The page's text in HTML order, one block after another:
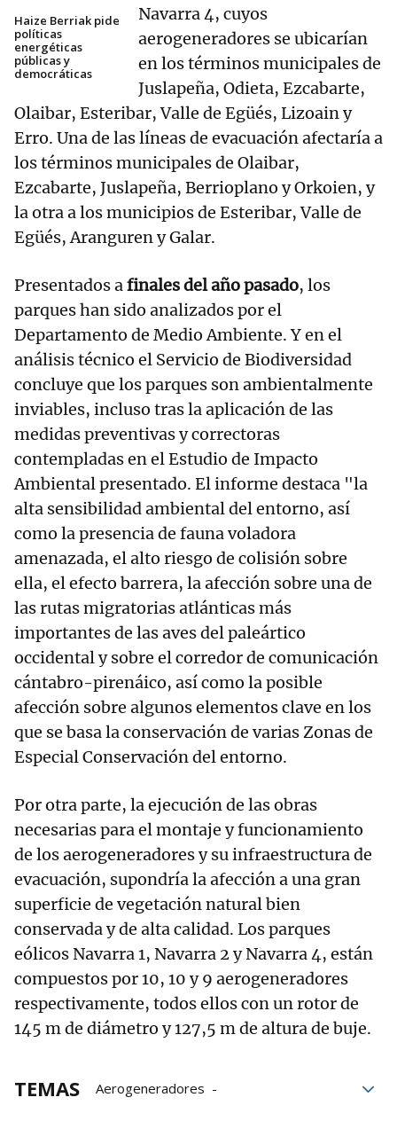
Haize Berriak pide
políticas
energéticas
públicas y
democráticas
Navarra 4, cuyos
aerogeneradores se ubicarían
en los términos municipales de
Juslapeña, Odieta, Ezcabarte,
Olaibar, Esteribar, Valle de Egüés, Lizoain y
Erro. Una de las líneas de evacuación afectaría a
los términos municipales de Olaibar,
Ezcabarte, Juslapeña, Berrioplano y Orkoien, y
la otra a los municipios de Esteribar, Valle de
Egüés, Aranguren y Galar.
Presentados afinales del año pasado, los
parques han sido analizados por el
Departamento de Medio Ambiente. Y en el
análisis técnico el Servicio de Biodiversidad
concluye que los parques son ambientalmente
inviables, incluso tras la aplicación de las
medidas preventivas y correctoras
contempladas en el Estudio de Impacto
Ambiental presentado. El informe destaca "la
alta sensibilidad ambiental del entorno, así
como la presencia de fauna voladora
amenazada, el alto riesgo de colisión sobre
ella, el efecto barrera, la afección sobre una de
las rutas migratorias atlánticas más
importantes de las aves del paleártico
occidental y sobre el corredor de comunicación
cántabro-pirenáico, así como la posible
afección sobre algunos elementos clave en los
que se basa la conservación de varias Zonas de
Especial Conservación del entorno.
Por otra parte, la ejecución de las obras
necesarias para el montaje y funcionamiento
de los aerogeneradores y su infraestructura de
evacuación, supondría la afección a una gran
superficie de vegetación natural bien
conservada y de alta calidad. Los parques
eólicos Navarra 1, Navarra 2 y Navarra 4, están
compuestos por 10, 10 y 9 aerogeneradores
respectivamente, todos ellos con un rotor de
145 m de diámetro y 127,5 m de altura de buje.
TEMAS
Aerogeneradores